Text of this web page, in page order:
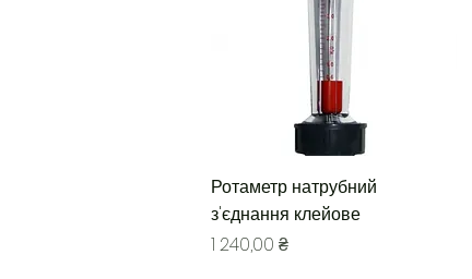
Быстрый просмотр
Ротаметр натрубний
з'єднання клейове
Цена
1 240,00 ₴